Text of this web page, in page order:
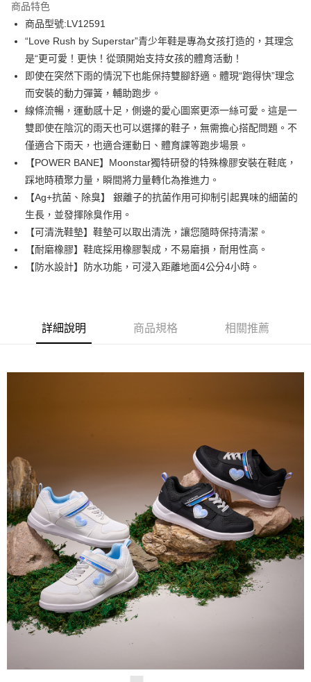
合作金庫商業銀行
華南商業銀行
上海商業儲蓄銀行
台北富邦商業銀行
國泰世華商業銀行
兆豐國際商業銀行
臺灣中小企業銀行
台中商業銀行
匯豐（台灣）商業銀行
聯邦商業銀行
元大商業銀行
永豐商業銀行
玉山商業銀行
星展（台灣）商業銀行
台新國際商業銀行
中國信託商業銀行
台灣樂天信用卡公司
6 期 0 利率 每期
彰化商業銀行
上海商業儲蓄銀行
台北富邦商業銀行
國泰世華商業銀行
兆豐國際商業銀行
臺灣中小企業銀行
匯豐（台灣）商業銀行
華泰商業銀行
聯邦商業銀行
遠東國際商業銀行
元大商業銀行
永豐商業銀行
玉山商業銀行
星展（台灣）商業銀行
台新國際商業銀行
中國信託商業銀行
台灣樂天信用卡公司
12 期 0 利率 每期
合作金庫商業銀行
第一商業銀行
上海商業儲蓄銀行
台北富邦商業銀行
國泰世華商業銀行
臺灣中小企業銀行
台中商業銀行
匯豐（台灣）商業銀行
華泰商業銀行
聯邦商業銀行
遠東國際商業銀行
永豐商業銀行
玉山商業銀行
星展（台灣）商業銀行
台新國際商業銀行
中國信託商業銀行
台灣樂天信用卡公司
LINE Pay
Apple Pay
街口支付
悠遊付
Google Pay
全盈+PAY
AFTEE先享後付
相關說明
【關於「AFTEE先享後付」】
AFTEE先享後付是「在收到商品之後才付款」的支付方式。 讓您購物簡單
便利好安心！
【「AFTEE先享後付」結帳流程】
１．於結帳方式選擇「AFTEE先享後付」後，將跳轉至「AFTEE先享後付」
※ 交易是否成功請以「AFTEE先享後付 」之結帳頁面顯示為準，若有關於
是否繳費成功／繳費後需取消欲退款等相關疑問，請聯繫「AFTEE先享後付
客戶支援中心」
https://netprotections.freshdesk.com/support/home
【注意事項】
１．透過由恩沛科技股份有限公司提供之「AFTEE先享後付」服務完成之交
易，需依本服務之必要範圍內提供個人資料，並將交易相關給付款項請求債
權轉讓予恩沛科技股份有限公司。
２．關於個人資料處理事宜，請瀏覽以下網址：
https://aftee.tw/terms/#terms3
３．未成年的使用者請事先徵得法定代理人或監護人之同意方可使用
「AFTEE先享後付」，若未經同意申辦者引起之損失，本公司不負相關責
任。
４．使用「AFTEE先享後付」時，將依據個別帳號之用戶狀況，依本公司即
時審查核予不同之上限額度；若仍有額度不足之情形，本公司將視審查結果
請求用戶進行身份認證。
５．嚴禁一人註冊多個帳號或使用他人資訊註冊。若發現惡意使用之情形，
ATM付款
每筆NT$80，滿NT$888(含以上)免運費
每筆NT$80，滿NT$1,000(含以上)免運費
每筆NT$80，滿NT$1,000(含以上)免運費
商品特色
商品型號:LV12591
“Love Rush by Superstar”青少年鞋是專為女孩打造的，其理念
是“更可愛！更快！從頭開始支持女孩的體育活動！
即使在突然下雨的情況下也能保持雙腳舒適。體現“跑得快”理念
而安裝的動力彈簧，輔助跑步。
線條流暢，運動感十足，側邊的愛心圖案更添一絲可愛。這是一
雙即使在陰沉的雨天也可以選擇的鞋子，無需擔心搭配問題。不
僅適合下雨天，也適合運動日、體育課等跑步場景。
【POWER BANE】Moonstar獨特研發的特殊橡膠安裝在鞋底，
踩地時積聚力量，瞬間將力量轉化為推進力。
【Ag+抗菌、除臭】 銀離子的抗菌作用可抑制引起異味的細菌的
生長，並發揮除臭作用。
【可清洗鞋墊】鞋墊可以取出清洗，讓您隨時保持清潔。
【耐磨橡膠】鞋底採用橡膠製成，不易磨損，耐用性高。
【防水設計】防水功能，可浸入距離地面4公分4小時。
詳細說明 商品規格 相關推薦